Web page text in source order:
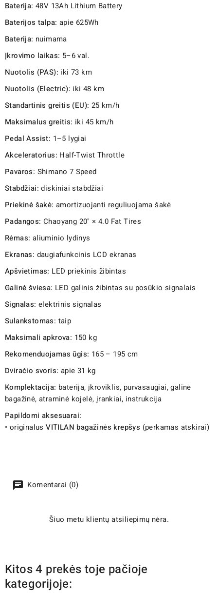
Baterija: 48V 13Ah Lithium Battery
Baterijos talpa: apie 625Wh
Baterija: nuimama
Įkrovimo laikas: 5–6 val.
Nuotolis (PAS): iki 73 km
Nuotolis (Electric): iki 48 km
Standartinis greitis (EU): 25 km/h
Maksimalus greitis: iki 45 km/h
Pedal Assist: 1–5 lygiai
Akceleratorius: Half-Twist Throttle
Pavaros: Shimano 7 Speed
Stabdžiai: diskiniai stabdžiai
Priekinė šakė: amortizuojanti reguliuojama šakė
Padangos: Chaoyang 20" × 4.0 Fat Tires
Rėmas: aliuminio lydinys
Ekranas: daugiafunkcinis LCD ekranas
Apšvietimas: LED priekinis žibintas
Galinė šviesa: LED galinis žibintas su posūkio signalais
Signalas: elektrinis signalas
Sulankstomas: taip
Maksimali apkrova: 150 kg
Rekomenduojamas ūgis: 165 – 195 cm
Dviračio svoris: apie 31 kg
Komplektacija: baterija, įkroviklis, purvasaugiai, galinė
bagažinė, atraminė kojelė, įrankiai, instrukcija
Papildomi aksesuarai:
• originalusVITILAN bagažinės krepšys (perkamas atskirai)
Komentarai (0)
Šiuo metu klientų atsiliepimų nėra.
Kitos 4 prekės toje pačioje
kategorijoje: